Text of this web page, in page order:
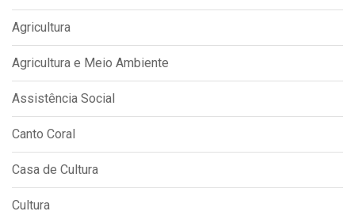
Agricultura
Agricultura e Meio Ambiente
Assistência Social
Canto Coral
Casa de Cultura
Cultura